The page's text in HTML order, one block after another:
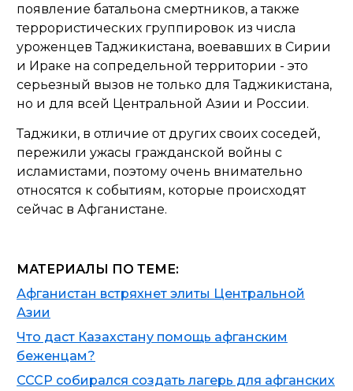
появление батальона смертников, а также
террористических группировок из числа
уроженцев Таджикистана, воевавших в Сирии
и Ираке на сопредельной территории - это
серьезный вызов не только для Таджикистана,
но и для всей Центральной Азии и России.
Таджики, в отличие от других своих соседей,
пережили ужасы гражданской войны с
исламистами, поэтому очень внимательно
относятся к событиям, которые происходят
сейчас в Афганистане.
МАТЕРИАЛЫ ПО ТЕМЕ:
Афганистан встряхнет элиты Центральной
Азии
Что даст Казахстану помощь афганским
беженцам?
СССР собирался создать лагерь для афганских